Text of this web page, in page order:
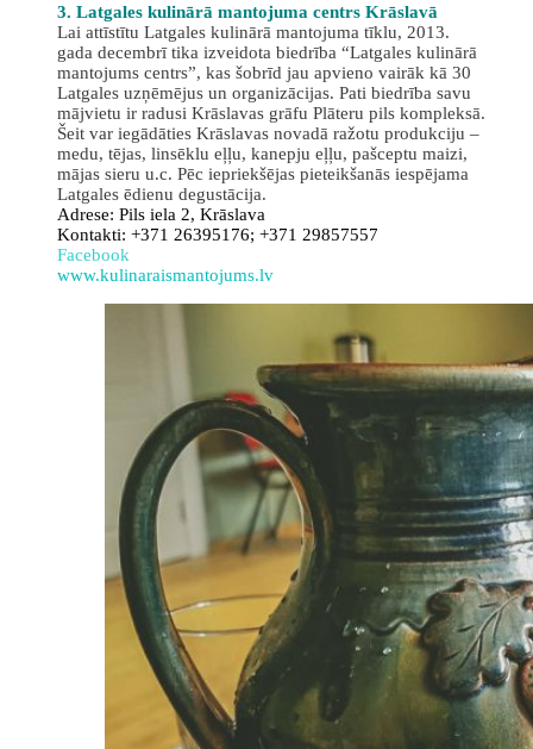
3. Latgales kulinārā mantojuma centrs Krāslavā
Lai attīstītu Latgales kulinārā mantojuma tīklu, 2013.
gada decembrī tika izveidota biedrība “Latgales kulinārā
mantojums centrs”, kas šobrīd jau apvieno vairāk kā 30
Latgales uzņēmējus un organizācijas. Pati biedrība savu
mājvietu ir radusi Krāslavas grāfu Plāteru pils kompleksā.
Šeit var iegādāties Krāslavas novadā ražotu produkciju –
medu, tējas, linsēklu eļļu, kanepju eļļu, pašceptu maizi,
mājas sieru u.c. Pēc iepriekšējas pieteikšanās iespējama
Latgales ēdienu degustācija.
Adrese: Pils iela 2, Krāslava
Kontakti: +371 26395176; +371 29857557
Facebook
www.kulinaraismantojums.lv